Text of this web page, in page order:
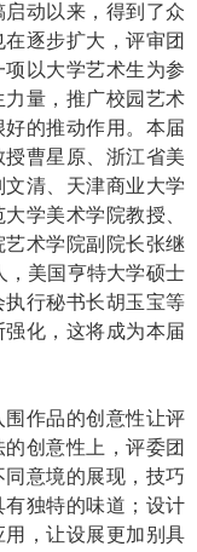
动以来，得到了众
逐步扩大，评审团
以大学艺术生为参
量，推广校园艺术
的推动作用。本届
曹星原、浙江省美
清、天津商业大学
学美术学院教授、
术学院副院长张继
，美国亨特大学硕士
行秘书长胡玉宝等
化，这将成为本届
作品的创意性让评
创意性上，评委团
意境的展现，技巧
独特的味道；设计
，让设展更加别具